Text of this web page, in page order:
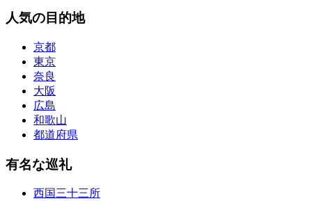
人気の目的地
京都
東京
奈良
大阪
広島
和歌山
都道府県
有名な巡礼
西国三十三所